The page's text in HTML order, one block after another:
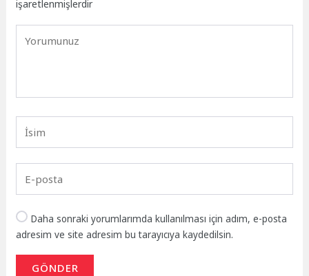
işaretlenmişlerdir
Daha sonraki yorumlarımda kullanılması için adım, e-posta
adresim ve site adresim bu tarayıcıya kaydedilsin.
GÖNDER